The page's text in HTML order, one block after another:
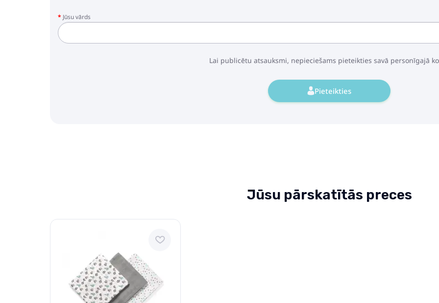
Jūsu vārds
Lai publicētu atsauksmi, nepieciešams pieteikties savā personīgajā
Pieteikties
Jūsu pārskatītās preces